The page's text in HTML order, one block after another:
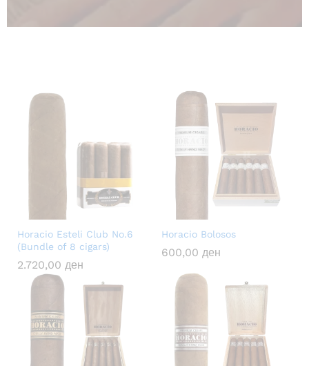
Horacio Esteli Club No.6
(Bundle of 8 cigars)
2.720,00 ден
Horacio Bolosos
600,00 ден